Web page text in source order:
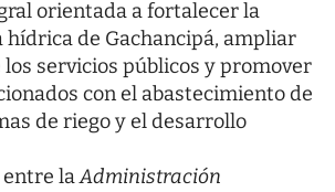
orientada a fortalecer la
de Gachancipá, ampliar
servicios públicos y promover
con el abastecimiento de
de riego y el desarrollo
entre laAdministración